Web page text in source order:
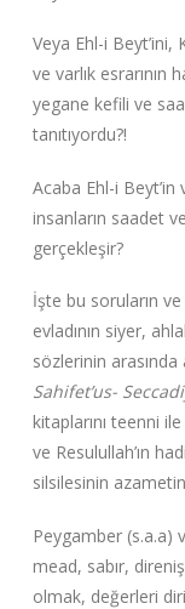
Veya Ehl-i Beyt’ini,
ve varlık esrarının
yegane kefili ve
tanıtıyordu?!
Acaba Ehl-i Beyt’in
insanların saadet
gerçekleşir?
İşte bu soruların
evladının siyer,
sözlerinin
Sahifet’us-
kitaplarını teenni
ve Resulullah’ın
silsilesinin
Peygamber (s.a.a)
mead, sabır,
olmak, değerleri